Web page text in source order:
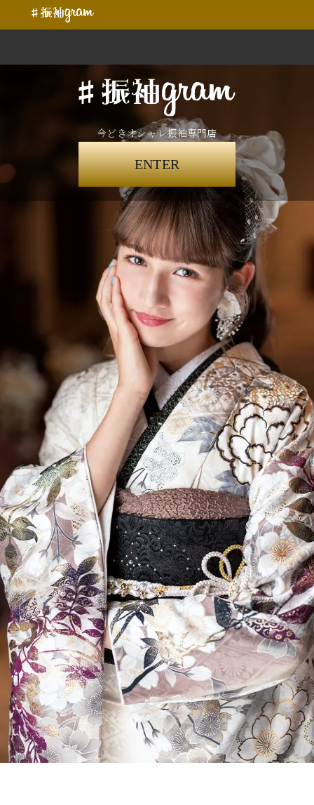
今どきオシャレ振袖専門店
ENTER